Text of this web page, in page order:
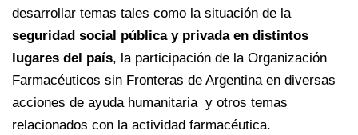
desarrollar temas tales como la situación de la
seguridad social pública y privada en distintos
lugares del país, la participación de la Organización
Farmacéuticos sin Fronteras de Argentina en diversas
acciones de ayuda humanitaria y otros temas
relacionados con la actividad farmacéutica.